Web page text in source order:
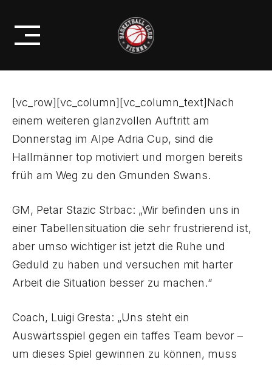
content
DER BC HALLMANN VIENNA ZU
GAST AM TRAUNSEE
[vc_row][vc_column][vc_column_text]Nach
einem weiteren glanzvollen Auftritt am
Donnerstag im Alpe Adria Cup, sind die
Hallmänner top motiviert und morgen bereits
früh am Weg zu den Gmunden Swans.
GM, Petar Stazic Strbac: „Wir befinden uns in
einer Tabellensituation die sehr frustrierend ist,
aber umso wichtiger ist jetzt die Ruhe und
Geduld zu haben und versuchen mit harter
Arbeit die Situation besser zu machen.“
Coach, Luigi Gresta: „Uns steht ein
Auswärtsspiel gegen ein taffes Team bevor –
um dieses Spiel gewinnen zu können, muss